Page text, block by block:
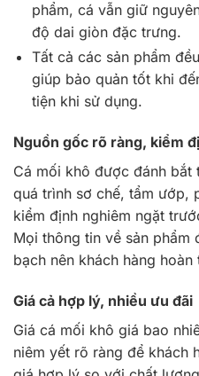
phẩm, cá vẫn giữ
độ dai giòn đặc trưng.
Tất cả các sản phẩm
giúp bảo quản tốt khi
tiện khi sử dụng.
Nguồn gốc rõ ràng, kiểm
Cá mối khô được đánh bắt
quá trình sơ chế, tẩm ướp,
kiểm định nghiêm ngặt
Mọi thông tin về sản phẩm
bạch nên khách hàng
Giá cả hợp lý, nhiều ưu đãi
Giá cá mối khô giá bao
niêm yết rõ ràng để khách